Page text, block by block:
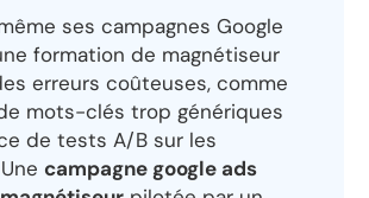
ses campagnes Google
formation de magnétiseur
erreurs coûteuses, comme
mots-clés trop génériques
de tests A/B sur les
campagne google ads